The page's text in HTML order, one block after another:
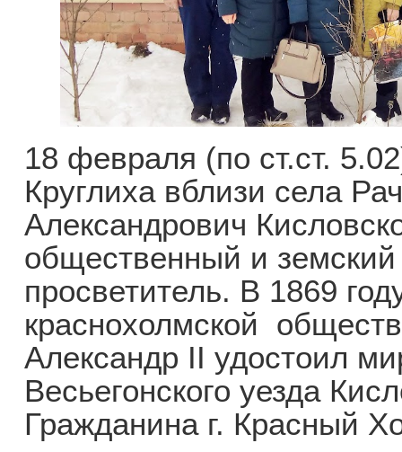
18 февраля (по ст.ст.
Круглиха вблизи села
Александрович
общественный и
просветитель. В 1869
краснохолмской
Александр II удостоил
Весьегонского уезда
Гражданина г. Красный